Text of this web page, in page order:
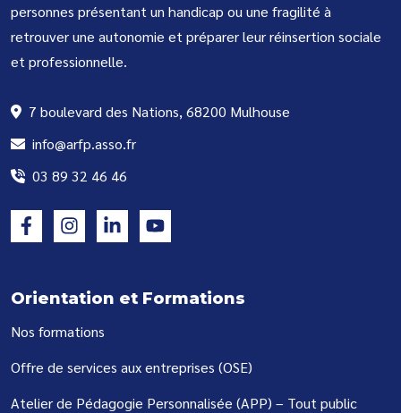
personnes présentant un handicap ou une fragilité à
retrouver une autonomie et préparer leur réinsertion sociale
et professionnelle.
7 boulevard des Nations, 68200 Mulhouse
info@arfp.asso.fr
03 89 32 46 46
Orientation et Formations
Nos formations
Offre de services aux entreprises (OSE)
Atelier de Pédagogie Personnalisée (APP) – Tout public